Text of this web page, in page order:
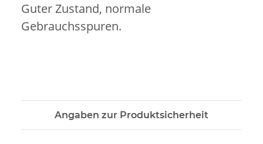
Guter Zustand, normale
Gebrauchsspuren.
Angaben zur Produktsicherheit